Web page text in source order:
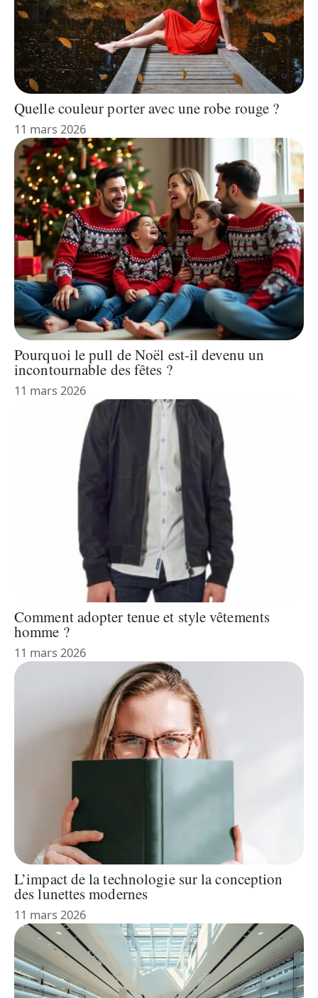
Quelle couleur porter avec une robe rouge ?
11 mars 2026
Pourquoi le pull de Noël est-il devenu un
incontournable des fêtes ?
11 mars 2026
Comment adopter tenue et style vêtements
homme ?
11 mars 2026
L’impact de la technologie sur la conception
des lunettes modernes
11 mars 2026